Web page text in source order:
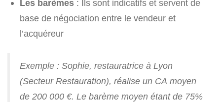
Les barèmes : Ils sont indicatifs et servent de
base de négociation entre le vendeur et
l’acquéreur
Exemple : Sophie, restauratrice à Lyon
(Secteur Restauration), réalise un CA moyen
de 200 000 €. Le barème moyen étant de 75%